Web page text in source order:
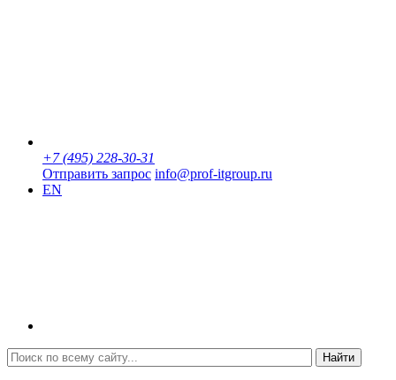
+7 (495) 228-30-31
Отправить запрос info@prof-itgroup.ru
EN
Найти